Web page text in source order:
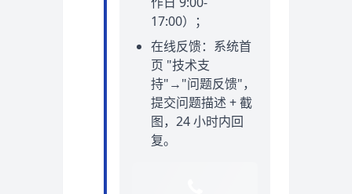
17:00）；
在线反馈：系统首
页 "技术支
持"→"问题反馈"，
提交问题描述 + 截
图，24 小时内回
复。